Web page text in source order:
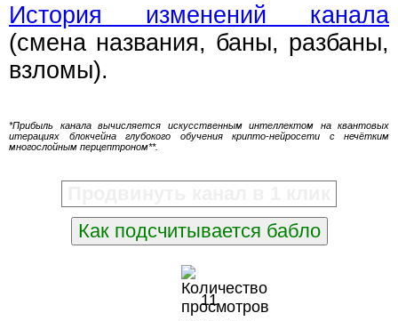
История изменений канала
(смена названия, баны, разбаны,
взломы).
*Прибыль канала вычисляется искусственным интеллектом на квантовых
итерациях блокчейна глубокого обучения крипто-нейросети с нечётким
многослойным перцептроном**.
Как подсчитывается бабло
11